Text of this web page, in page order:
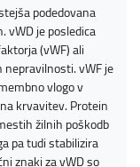
podedovana
je posledica
(vWF) ali
vWF je
vlogo v
krvavitev. Protein
žilnih poškodb
pa tudi stabilizira
znaki za vWD so